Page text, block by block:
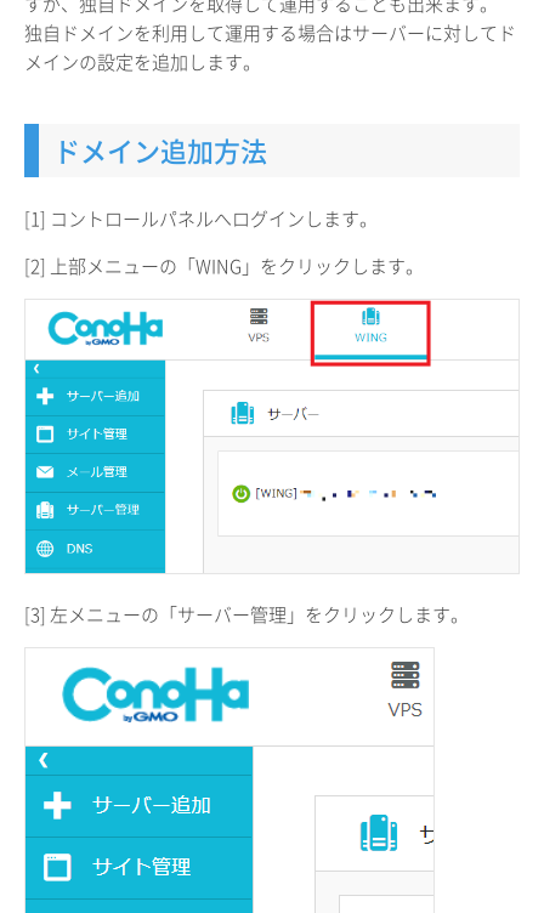
独自ドメインを利用して運用する場合はサーバーに対してド
メインの設定を追加します。
ドメイン追加方法
[1] コントロールパネルへログインします。
[2] 上部メニューの「WING」をクリックします。
[3] 左メニューの「サーバー管理」をクリックします。